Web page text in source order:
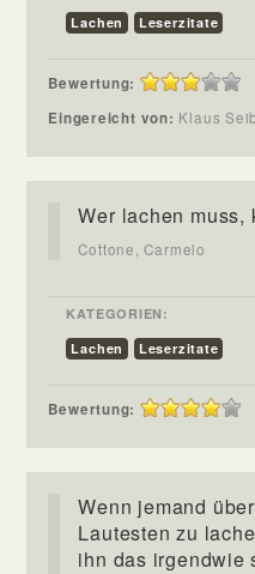
Lachen
Leserzitate
Bewertung:
Eingereicht von: Klaus
Wer lachen muss,
Cottone, Carmelo
KATEGORIEN:
Lachen
Leserzitate
Bewertung:
Wenn jemand
Lautesten zu
ihn das irgendwie